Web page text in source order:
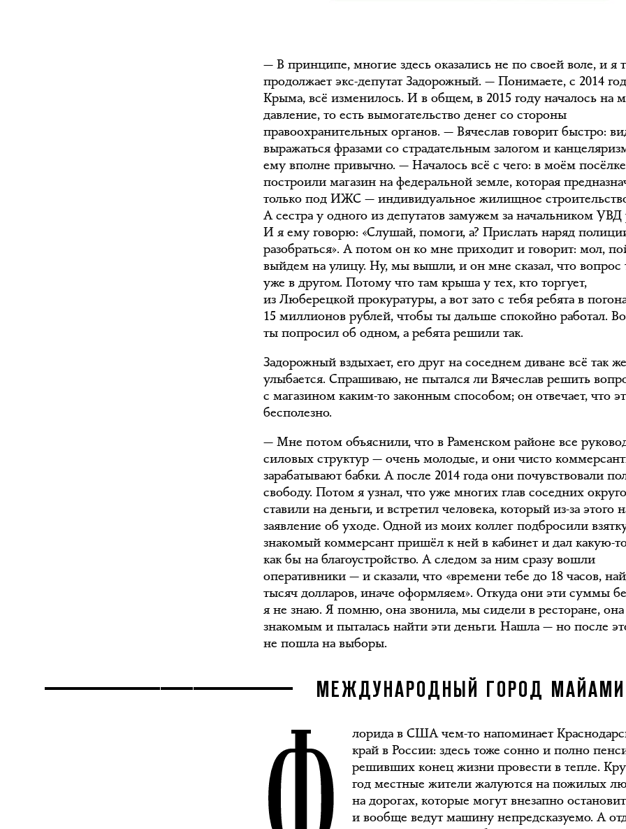
— В принципе, многие здесь оказались не по своей воле, и я
продолжает экс-депутат Задорожный. — Понимаете, с 2014
Крыма, всё изменилось. И в общем, в 2015 году началось на
давление, то есть вымогательство денег со стороны
правоохранительных органов. — Вячеслав говорит быстро:
выражаться фразами со страдательным залогом и
ему вполне привычно. — Началось всё с чего: в моём посёлке
построили магазин на федеральной земле, которая
только под ИЖС — индивидуальное жилищное
А сестра у одного из депутатов замужем за начальником УВД
И я ему говорю: «Слушай, помоги, а? Прислать наряд
разобраться». А потом он ко мне приходит и говорит: мол,
выйдем на улицу. Ну, мы вышли, и он мне сказал, что вопрос
уже в другом. Потому что там крыша у тех, кто торгует,
из Люберецкой прокуратуры, а вот зато с тебя ребята в
15 миллионов рублей, чтобы ты дальше спокойно работал.
ты попросил об одном, а ребята решили так.
Задорожный вздыхает, его друг на соседнем диване всё так же
улыбается. Спрашиваю, не пытался ли Вячеслав решить
с магазином каким-то законным способом; он отвечает, что
бесполезно.
— Мне потом объяснили, что в Раменском районе все
силовых структур — очень молодые, и они чисто
зарабатывают бабки. А после 2014 года они почувствовали
свободу. Потом я узнал, что уже многих глав соседних
ставили на деньги, и встретил человека, который из-за этого
заявление об уходе. Одной из моих коллег подбросили
знакомый коммерсант пришёл к ней в кабинет и дал какую-
как бы на благоустройство. А следом за ним сразу вошли
оперативники — и сказали, что «времени тебе до 18 часов,
тысяч долларов, иначе оформляем». Откуда они эти суммы
я не знаю. Я помню, она звонила, мы сидели в ресторане, она
знакомым и пыталась найти эти деньги. Нашла — но после
не пошла на выборы.
МЕЖДУНАРОДНЫЙ ГОРОД МАЙАМИ
лорида в США чем-то напоминает
край в России: здесь тоже сонно и полно
решивших конец жизни провести в тепле.
год местные жители жалуются на пожилых
на дорогах, которые могут внезапно
и вообще ведут машину непредсказуемо. А